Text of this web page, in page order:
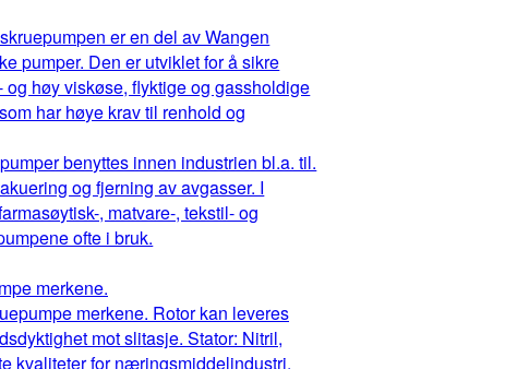
er en del av Wangen
pumper. Den er utviklet for å sikre
høy viskøse, flyktige og gassholdige
har høye krav til renhold og
benyttes innen industrien bl.a. til.
og fjerning av avgasser. I
, matvare-, tekstil- og
ofte i bruk.
merkene.
merkene. Rotor kan leveres
mot slitasje. Stator: Nitril,
kvaliteter for næringsmiddelindustri.